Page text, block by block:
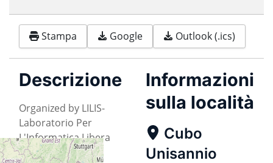
Stampa Google Outlook (.ics)
Descrizione
Organized by LILIS-
Laboratorio Per
L'Informatica Libera
Sannita
Informazioni
sulla località
Cubo
Unisannio